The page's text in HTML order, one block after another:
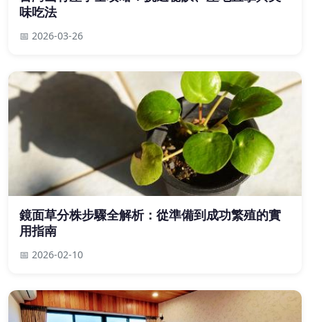
味吃法
📅 2026-03-26
鏡面草分株步驟全解析：從準備到成功繁殖的實
用指南
📅 2026-02-10